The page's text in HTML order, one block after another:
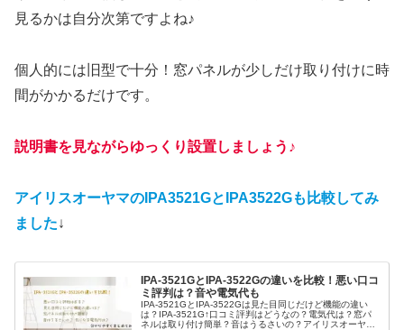
見るかは自分次第ですよね♪
個人的には旧型で十分！窓パネルが少しだけ取り付けに時
間がかかるだけです。
説明書を見ながらゆっくり設置しましょう♪
アイリスオーヤマのIPA3521GとIPA3522Gも比較してみ
ました↓
IPA-3521GとIPA-3522Gの違いを比較！悪い口コ
ミ評判は？音や電気代も
IPA-3521GとIPA-3522Gは見た目同じだけど機能の違い
は？IPA-3521G↑口コミ評判はどうなの？電気代は？窓パ
ネルは取り付け簡単？音はうるさいの？アイリスオーヤマ